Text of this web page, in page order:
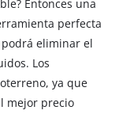
Entonces una
perfecta
eliminar el
Los
ya que
mejor precio